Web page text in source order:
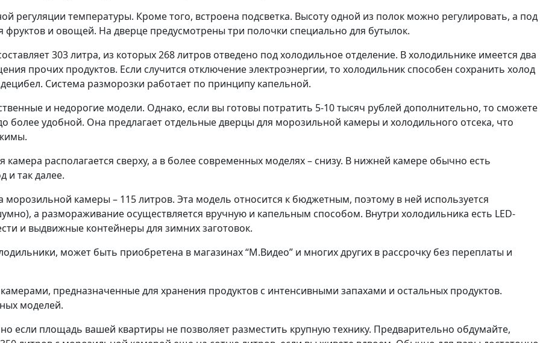
регуляции температуры. Кроме того, встроена подсветка. Высоту одной из полок можно регулировать, а под
и овощей. На дверце предусмотрены три полочки специально для бутылок.
303 литра, из которых 268 литров отведено под холодильное отделение. В холодильнике имеется два
прочих продуктов. Если случится отключение электроэнергии, то холодильник способен сохранить холод
Система разморозки работает по принципу капельной.
и недорогие модели. Однако, если вы готовы потратить 5-10 тысяч рублей дополнительно, то сможете
более удобной. Она предлагает отдельные дверцы для морозильной камеры и холодильного отсека, что
располагается сверху, а в более современных моделях – снизу. В нижней камере обычно есть
и так далее.
морозильной камеры – 115 литров. Эта модель относится к бюджетным, поэтому в ней используется
а размораживание осуществляется вручную и капельным способом. Внутри холодильника есть LED-
и выдвижные контейнеры для зимних заготовок.
может быть приобретена в магазинах “М.Видео” и многих других в рассрочку без переплаты и
предназначенные для хранения продуктов с интенсивными запахами и остальных продуктов.
моделей.
если площадь вашей квартиры не позволяет разместить крупную технику. Предварительно обдумайте,